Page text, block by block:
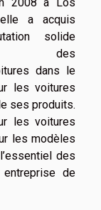
a acquis
solide
des
dans le
les voitures
ses produits.
les voitures
les modèles
des
de